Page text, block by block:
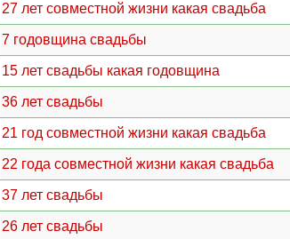
27 лет совместной жизни какая свадьба
7 годовщина свадьбы
15 лет свадьбы какая годовщина
36 лет свадьбы
21 год совместной жизни какая свадьба
22 года совместной жизни какая свадьба
37 лет свадьбы
26 лет свадьбы